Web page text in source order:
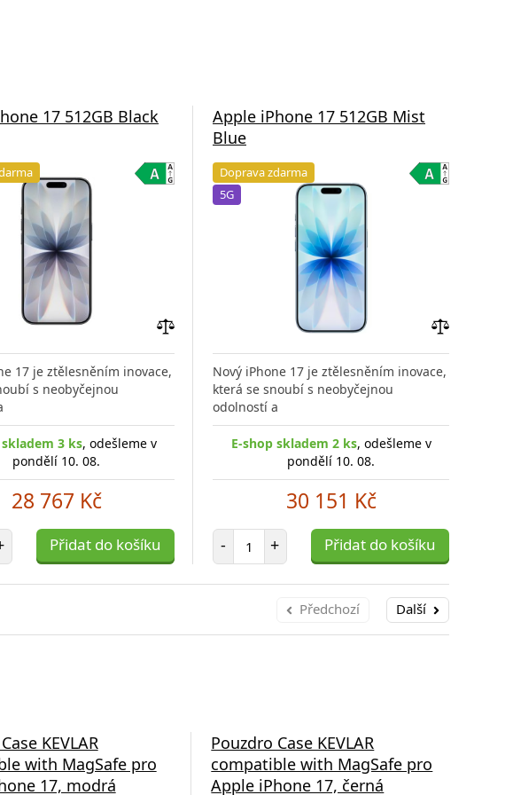
17 512GB Black
porovnání
17 je ztělesněním inovace,
s neobyčejnou
skladem 3 ks, odešleme v
pondělí 10. 08.
28 767 Kč
položekPřidat do košíku
Apple iPhone 17 512GB Mist
Blue
Doprava zdarma
5G
porovnání
Nový iPhone 17 je ztělesněním inovace,
která se snoubí s neobyčejnou
odolností a
E-shop skladem 2 ks, odešleme v
pondělí 10. 08.
30 151 Kč
- Počet položek
+ Přidat do košíku
Předchozí Další
KEVLAR
with MagSafe pro
17, modrá
Pouzdro Case KEVLAR
compatible with MagSafe pro
Apple iPhone 17, černá